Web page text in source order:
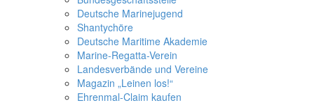
Deutsche Marinejugend
Shantychöre
Deutsche Maritime Akademie
Marine-Regatta-Verein
Landesverbände und Vereine
Magazin „Leinen los!“
Ehrenmal-Claim kaufen